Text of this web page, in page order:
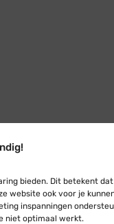
bieden. Dit betekent dat
website ook voor je
inspanningen
niet optimaal werkt.